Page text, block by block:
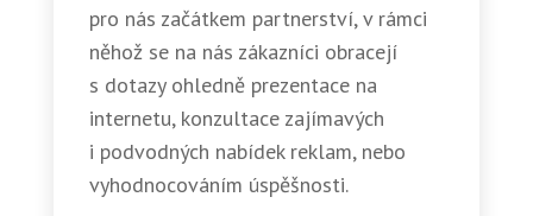
pro nás začátkem partnerství, v rámci
něhož se na nás zákazníci obracejí
s dotazy ohledně prezentace na
internetu, konzultace zajímavých
i podvodných nabídek reklam, nebo
vyhodnocováním úspěšnosti.